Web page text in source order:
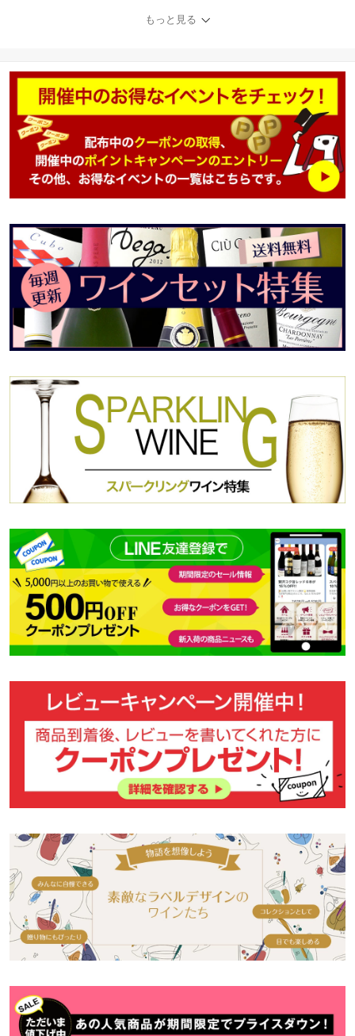
モンサン コカ・イ・フィ
ト トニ・コカ 最高樹齢7
アンドレアス・ラーショ
成
もっと見る